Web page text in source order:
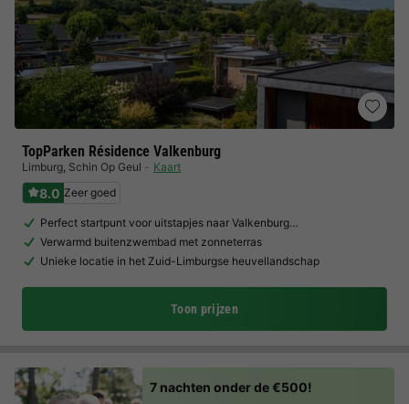
TopParken Résidence Valkenburg
Limburg, Schin Op Geul Kaart
8.0 Zeer goed
Perfect startpunt voor uitstapjes naar Valkenburg…
Verwarmd buitenzwembad met zonneterras
Unieke locatie in het Zuid-Limburgse heuvellandschap
Toon prijzen
7 nachten onder de €500!